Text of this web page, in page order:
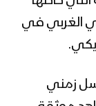
خاضها
الغربي في
زمني